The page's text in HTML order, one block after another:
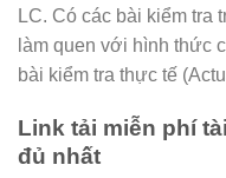
LC. Có các bài kiểm tra
làm quen với hình thức
bài kiểm tra thực tế
Link tải miễn phí
đủ nhất